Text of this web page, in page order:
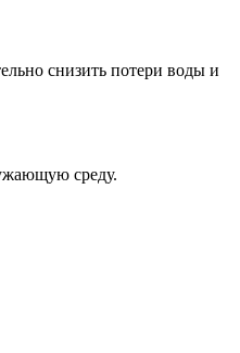
снизить потери воды и
среду.